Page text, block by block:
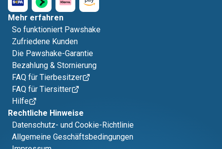
Mehr erfahren
So funktioniert Pawshake
Zufriedene Kunden
Die Pawshake-Garantie
Bezahlung & Stornierung
FAQ für Tierbesitzer
FAQ für Tiersitter
Hilfe
Rechtliche Hinweise
Datenschutz- und Cookie-Richtlinie
Allgemeine Geschäftsbedingungen